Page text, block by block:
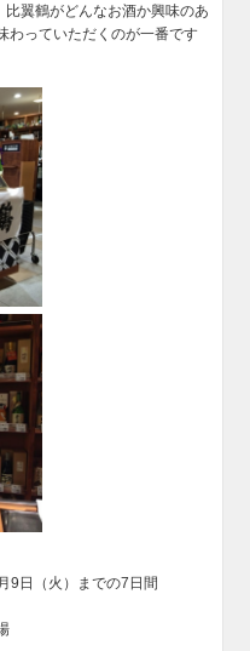
翼鶴がどんなお酒か興味のあ
わっていただくのが一番です
9日（火）までの7日間